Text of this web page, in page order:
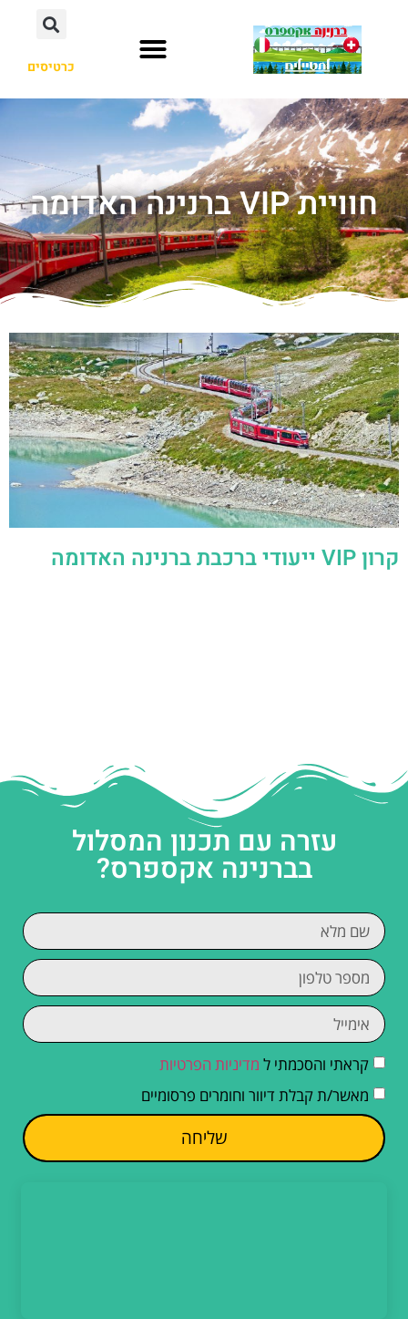
כרטיסים
חוויית VIP ברנינה האדומה
קרון VIP ייעודי ברכבת ברנינה האדומה
עזרה עם תכנון המסלול
בברנינה אקספרס?
קראתי והסכמתי ל מדיניות הפרטיות
מאשר/ת קבלת דיוור וחומרים פרסומיים
שליחה